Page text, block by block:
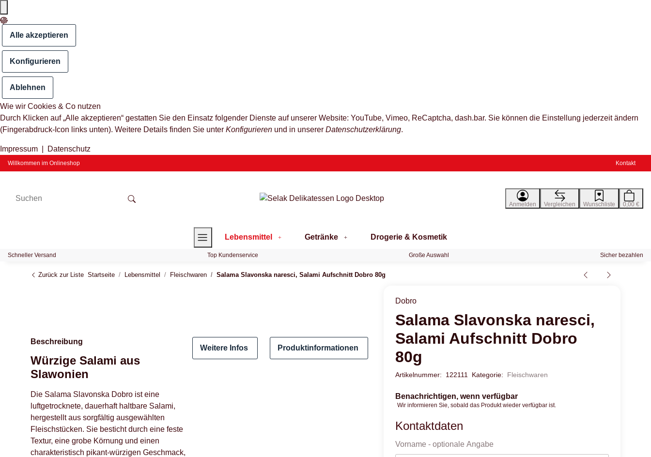
Alle akzeptieren
Konfigurieren
Ablehnen
Wie wir Cookies & Co nutzen
Durch Klicken auf „Alle akzeptieren“ gestatten Sie den Einsatz folgender Dienste auf unserer Website: YouTube, Vimeo, ReCaptcha, dash.bar. Sie können die Einstellung jederzeit ändern
(Fingerabdruck-Icon links unten). Weitere Details finden Sie unter Konfigurieren und in unserer Datenschutzerklärung.
Impressum Datenschutz
Willkommen im Onlineshop Kontakt
Anmelden Vergleichen Wunschliste 0,00 €
Lebensmittel Getränke Drogerie & Kosmetik
Schneller Versand Top Kundenservice Große Auswahl Sicher bezahlen
Zurück zur Liste Startseite Lebensmittel Fleischwaren Salama Slavonska naresci, Salami Aufschnitt Dobro 80g
Dobro
Salama Slavonska naresci,
Salami Aufschnitt Dobro
80g
Artikelnummer: 122111 Kategorie: Fleischwaren
Benachrichtigen, wenn verfügbar
Wir informieren Sie, sobald das Produkt wieder verfügbar ist.
Kontaktdaten
Vorname - optionale Angabe
Beschreibung
Würzige Salami aus
Slawonien
Die Salama Slavonska Dobro ist eine
luftgetrocknete, dauerhaft haltbare Salami,
hergestellt aus sorgfältig ausgewählten
Fleischstücken. Sie besticht durch eine feste
Textur, eine grobe Körnung und einen
charakteristisch pikant-würzigen Geschmack,
Weitere Infos Produktinformationen